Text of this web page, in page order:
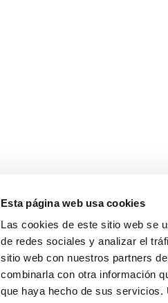
Esta página web usa cookies
Las cookies de este sitio web se
de redes sociales y analizar el
sitio web con nuestros partners
combinarla con otra información
que haya hecho de sus